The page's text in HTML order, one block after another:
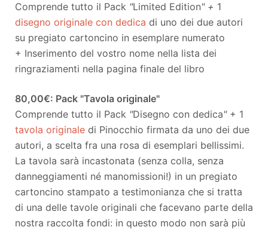
Comprende tutto il Pack "Limited Edition" + 1
disegno originale con dedica di uno dei due autori
su pregiato cartoncino in esemplare numerato
+ Inserimento del vostro nome nella lista dei
ringraziamenti nella pagina finale del libro
80,00€: Pack "Tavola originale"
Comprende tutto il Pack "Disegno con dedica"+ 1
tavola originale di Pinocchio firmata da uno dei due
autori, a scelta fra una rosa di esemplari bellissimi.
La tavola sarà incastonata (senza colla, senza
danneggiamenti né manomissioni!) in un pregiato
cartoncino stampato a testimonianza che si tratta
di una delle tavole originali che facevano parte della
nostra raccolta fondi: in questo modo non sarà più